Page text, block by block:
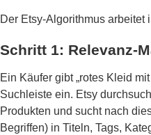
Der Etsy-Algorithmus arbeitet
Schritt 1: Relevanz-
Ein Käufer gibt „rotes Kleid
Suchleiste ein. Etsy
Produkten und sucht nach
Begriffen) in Titeln, Tags,